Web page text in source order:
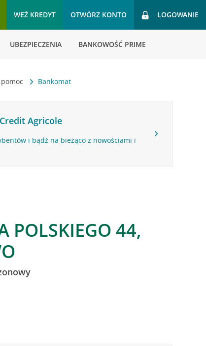
WEŹ KREDYT OTWÓRZ KONTO LOGOWANIE
UBEZPIECZENIA BANKOWOŚĆ PRIME
Bankomat
Agricole
i bądź na bieżąco z nowościami i
POLSKIEGO 44,